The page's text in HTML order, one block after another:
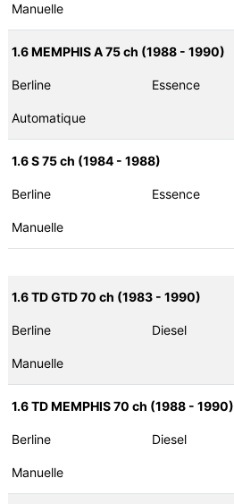
Manuelle
1.6 MEMPHIS A 75 ch (1988 - 1990)
Berline Essence
Automatique
1.6 S 75 ch (1984 - 1988)
Berline Essence
Manuelle
1.6 TD GTD 70 ch (1983 - 1990)
Berline Diesel
Manuelle
1.6 TD MEMPHIS 70 ch (1988 - 1990)
Berline Diesel
Manuelle